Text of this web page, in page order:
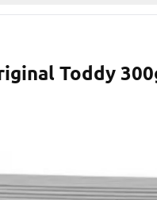
Toddy